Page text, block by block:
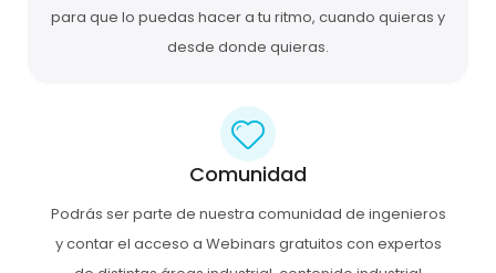
para que lo puedas hacer a tu ritmo, cuando quieras y
desde donde quieras.
Comunidad
Podrás ser parte de nuestra comunidad de ingenieros
y contar el acceso a Webinars gratuitos con expertos